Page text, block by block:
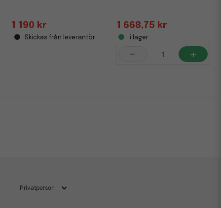
1 190 kr
Skickas från leverantör
1 668,75 kr
i lager
- +